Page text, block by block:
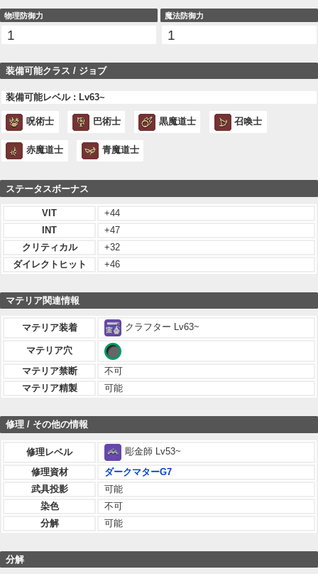
物理防御力
1
魔法防御力
1
装備可能クラス / ジョブ
装備可能レベル : Lv63~
呪術士 巴術士 黒魔道士 召喚士
赤魔道士 青魔道士
ステータスボーナス
VIT
+44
INT
+47
クリティカル
+32
ダイレクトヒット
+46
マテリア関連情報
マテリア装着 クラフター Lv63~
マテリア穴
マテリア禁断
不可
マテリア精製
可能
修理 / その他の情報
修理レベル
彫金師 Lv53~
修理資材
ダークマターG7
武具投影
可能
染色
不可
分解
可能
分解